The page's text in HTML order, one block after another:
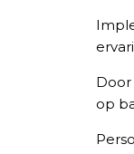
Door
op